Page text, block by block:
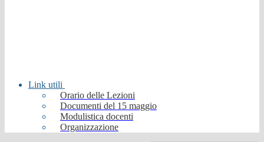
Link utili
Orario delle Lezioni
Documenti del 15 maggio
Modulistica docenti
Organizzazione